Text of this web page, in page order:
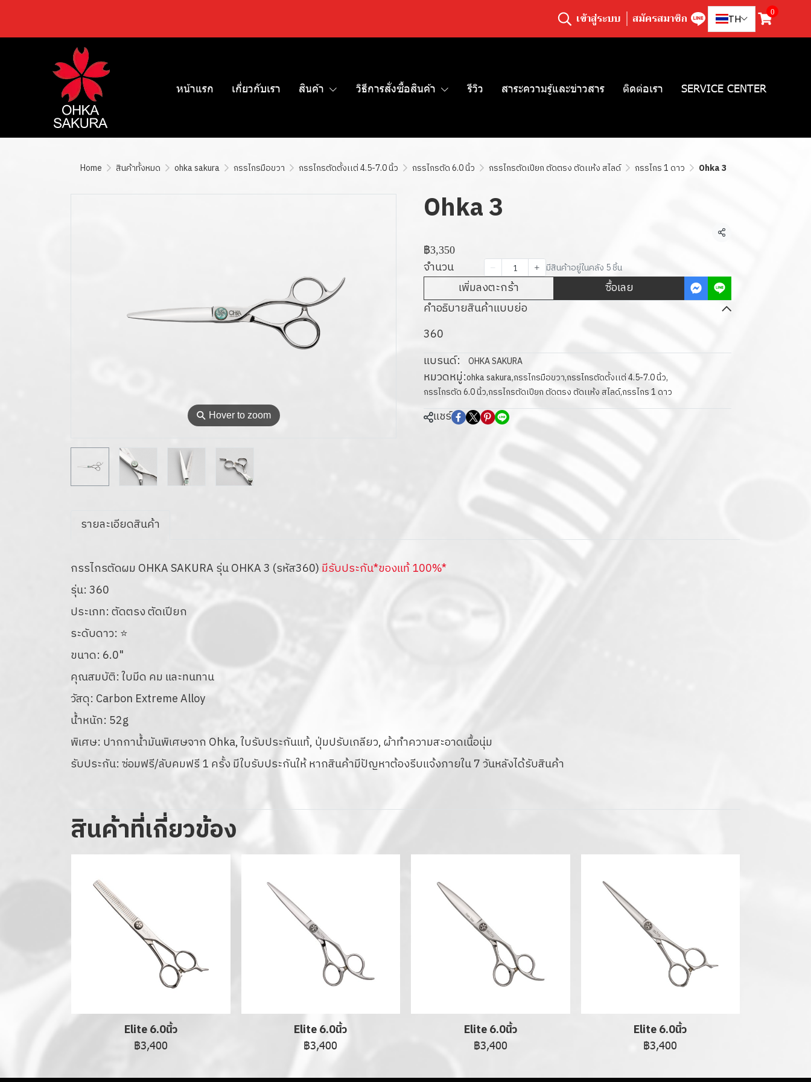
เข้าสู่ระบบ สมัครสมาชิก TH
0
หน้าแรก เกี่ยวกับเรา สินค้า วิธีการสั่งซื้อสินค้า รีวิว สาระความรู้และข่าวสาร ติดต่อเรา SERVICE CENTER
Home สินค้าทั้งหมด ohka sakura กรรไกรมือขวา กรรไกรตัดตั้งเเต่ 4.5-7.0 นิ้ว กรรไกรตัด 6.0 นิ้ว กรรไกรตัดเปียก ตัดตรง ตัดเเห้ง สไลด์ กรรไกร 1 ดาว Ohka 3
⚲ Hover to zoom
Ohka 3
แชร์
฿3,350
จำนวน มีสินค้าอยู่ในคลัง 5 ชิ้น
เพิ่มลงตะกร้า
ซื้อเลย
คำอธิบายสินค้าแบบย่อ
360
แบรนด์:
OHKA SAKURA
หมวดหมู่:ohka sakura,กรรไกรมือขวา,กรรไกรตัดตั้งเเต่ 4.5-7.0 นิ้ว,
กรรไกรตัด 6.0 นิ้ว,กรรไกรตัดเปียก ตัดตรง ตัดเเห้ง สไลด์,กรรไกร 1 ดาว
แชร์
รายละเอียดสินค้า
กรรไกรตัดผม OHKA SAKURA รุ่น OHKA 3 (รหัส360) มีรับประกัน*ของแท้ 100%*
รุ่น: 360
ประเภท: ตัดตรง ตัดเปียก
ระดับดาว: ⭐
ขนาด: 6.0"
คุณสมบัติ: ใบมีด คม และทนทาน
วัสดุ: Carbon Extreme Alloy
น้ำหนัก: 52g
พิเศษ: ปากกาน้ำมันพิเศษจาก Ohka, ใบรับประกันแท้, ปุ่มปรับเกลียว, ผ้าทำความสะอาดเนื้อนุ่ม
รับประกัน: ซ่อมฟรี/ลับคมฟรี 1 ครั้ง มีใบรับประกันให้ หากสินค้ามีปัญหาต้องรีบแจ้งภายใน 7 วันหลังได้รับสินค้า
สินค้าที่เกี่ยวข้อง
Elite 6.0นิ้ว
฿3,400
Elite 6.0นิ้ว
฿3,400
Elite 6.0นิ้ว
฿3,400
Elite 6.0นิ้ว
฿3,400